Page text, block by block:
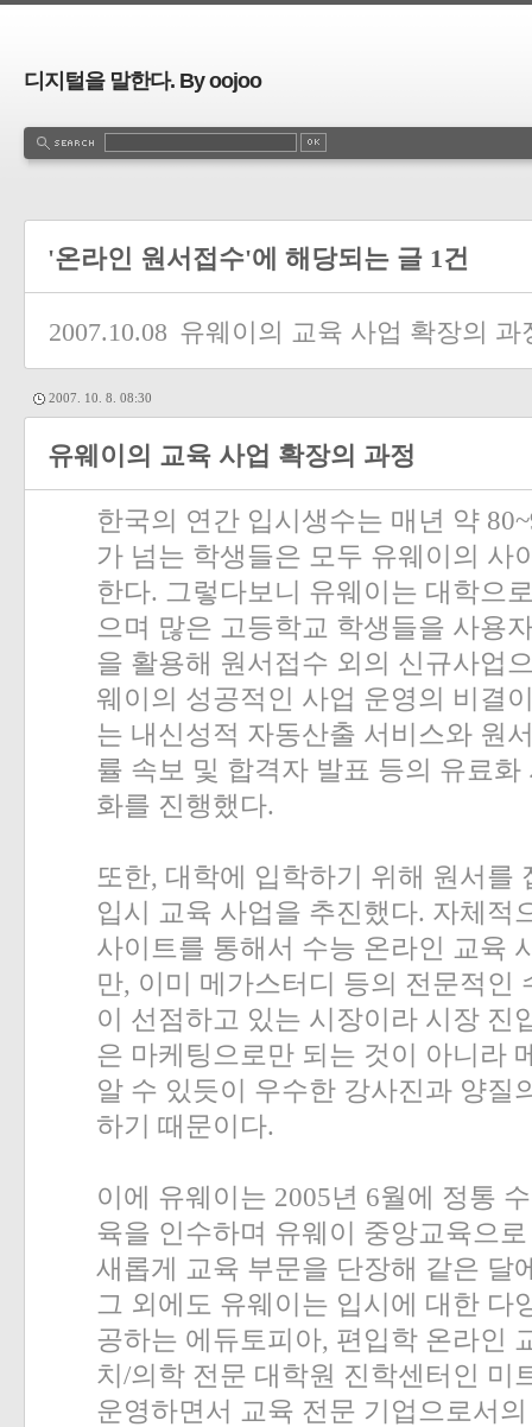
디지털을 말한다. By oojoo
'온라인 원서접수'에 해당되는 글 1건
2007.10.08 유웨이의 교육 사업 확장의 과
2007. 10. 8. 08:30
유웨이의 교육 사업 확장의 과정
한국의 연간 입시생수는 매년 약
가 넘는 학생들은 모두 유웨이의 사
한다. 그렇다보니 유웨이는 대학으
으며 많은 고등학교 학생들을 사용
을 활용해 원서접수 외의 신규사업
웨이의 성공적인 사업 운영의 비결
는 내신성적 자동산출 서비스와 원
률 속보 및 합격자 발표 등의 유료
화를 진행했다.
또한, 대학에 입학하기 위해 원서를
입시 교육 사업을 추진했다. 자체적
사이트를 통해서 수능 온라인 교육
만, 이미 메가스터디 등의 전문적인
이 선점하고 있는 시장이라 시장 진
은 마케팅으로만 되는 것이 아니라
알 수 있듯이 우수한 강사진과 양질
하기 때문이다.
이에 유웨이는 2005년 6월에 정통
육을 인수하며 유웨이 중앙교육으
새롭게 교육 부문을 단장해 같은 달
그 외에도 유웨이는 입시에 대한 다
공하는 에듀토피아, 편입학 온라인
치/의학 전문 대학원 진학센터인 미
운영하면서 교육 전문 기업으로서